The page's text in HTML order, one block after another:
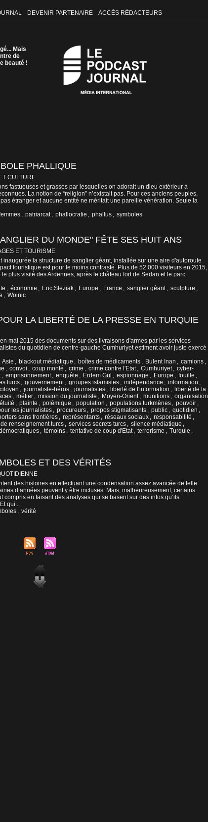
DEVENIR PARTENAIRE ACCÈS RÉDACTEURS
Mais
de
beauté !
PHALLIQUE
CULTURE
fastueuses et grasses par lesquelles on adorait un dieu extérieur à
La notion de “religion” n’existait pas. Pour ces anciens peuples,
pas étranger et aucune entité ne méritait une pareille vénération. Seule la
, patriarcat , phallocratie , phallus , symboles
DU MONDE" FÊTE SES HUIT ANS
ET TOURISME
inaugurée la structure de sanglier géant, installée sur une aire d'autoroute
touristique est pour le moins contrasté. Plus de 52.000 visiteurs en 2015,
plus visité des Ardennes, après le château fort de Sedan et le parc
, économie , Eric Sleziak , Europe , France , sanglier géant , sculpture ,
, Woinic
LA LIBERTÉ DE LA PRESSE EN TURQUIE
mai 2015 des documents sur des livraisons d'armes par les services
du quotidien de centre-gauche Cumhuriyet estiment avoir juste exercé
Asie , blackout médiatique , boîtes de médicaments , Bulent Inan , camions ,
, convoi , coup monté , crime , crime contre l'Etat , Cumhuriyet , cyber-
, emprisonnement , enquête , Erdem Gül , espionnage , Europe , fouille ,
turcs , gouvernement , groupes islamistes , indépendance , information ,
, journaliste-héros , journalistes , liberté de l'information , liberté de la
, métier , mission du journaliste , Moyen-Orient , munitions , organisation
, plainte , polémique , population , populations turkmènes , pouvoir ,
les journalistes , procureurs , propos stigmatisants , public , quotidien ,
sans frontières , représentants , réseaux sociaux , responsabilité ,
renseignement turcs , services secrets turcs , silence médiatique ,
, témoins , tentative de coup d'Etat , terrorisme , Turquie ,
ET DES VÉRITÉS
des histoires en effectuant une condensation assez avancée de telle
d’années peuvent y être incluses. Mais, malheureusement, certains
compris en faisant des analyses qui se basent sur des infos qu’ils
qui...
, vérité